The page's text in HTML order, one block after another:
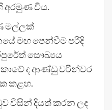
අරමුණ විය.
මල්ලක්
මඟ පෙන්වීම පරිදි
සෞඛ්‍යය
ද ආණ්ඩු වරින්වර
කළහ.
විසින් දියත් කරන ලද